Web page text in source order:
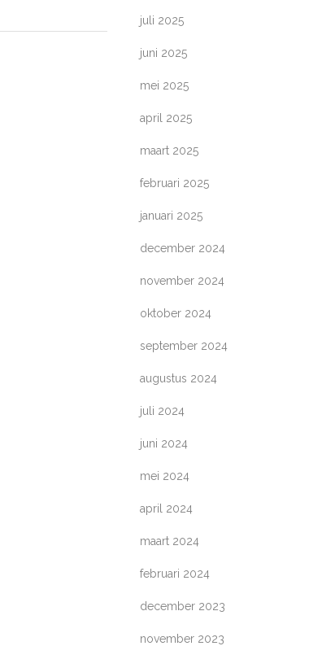
juli 2025
juni 2025
mei 2025
april 2025
maart 2025
februari 2025
januari 2025
december 2024
november 2024
oktober 2024
september 2024
augustus 2024
juli 2024
juni 2024
mei 2024
april 2024
maart 2024
februari 2024
december 2023
november 2023